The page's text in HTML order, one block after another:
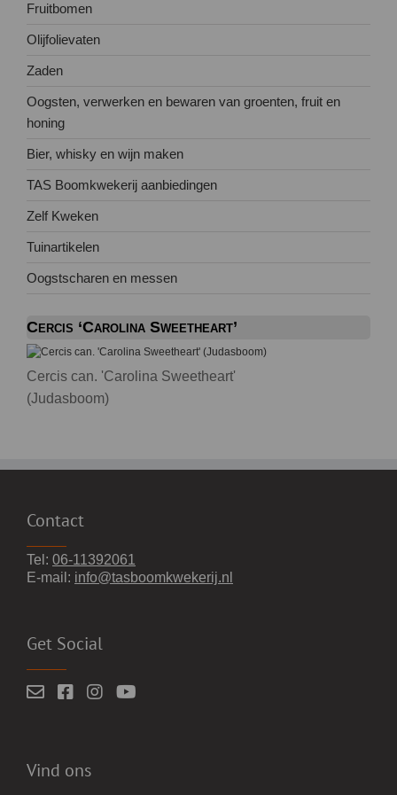
Fruitbomen
Olijfolievaten
Zaden
Oogsten, verwerken en bewaren van groenten, fruit en
honing
Bier, whisky en wijn maken
TAS Boomkwekerij aanbiedingen
Zelf Kweken
Tuinartikelen
Oogstscharen en messen
Cercis ‘Carolina Sweetheart’
Cercis can. 'Carolina Sweetheart'
(Judasboom)
Contact
Tel: 06-11392061
E-mail: info@tasboomkwekerij.nl
Get Social
Vind ons